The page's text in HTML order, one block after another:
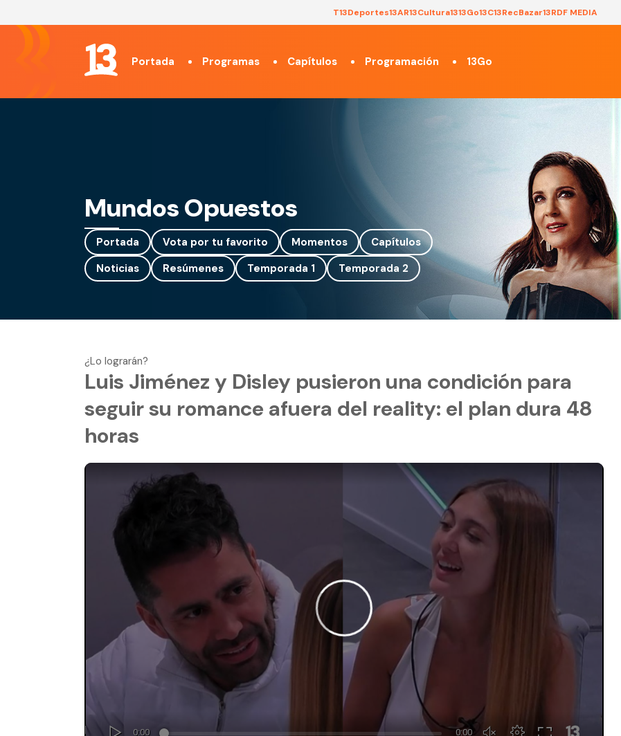
T13Deportes13AR13Cultura1313Go13C13RecBazar13RDF MEDIA
Portada Programas Capítulos Programación 13Go
Mundos Opuestos
Portada Vota por tu favorito Momentos
Capítulos
Noticias
Resúmenes Temporada 1 Temporada 2
¿Lo lograrán?
Luis Jiménez y Disley pusieron una condición para
seguir su romance afuera del reality: el plan dura 48
horas